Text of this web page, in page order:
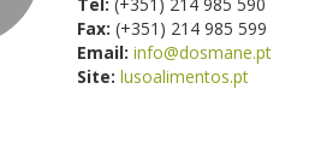
Fax: (+351) 214 985 599
Email: info@dosmane.pt
Site: lusoalimentos.pt